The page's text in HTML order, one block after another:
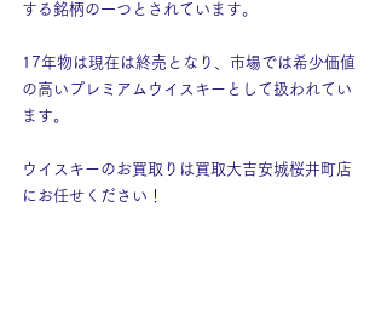
する銘柄の一つとされています。
17年物は現在は終売となり、市場では希少価値
の高いプレミアムウイスキーとして扱われてい
ます。
ウイスキーのお買取りは買取大吉安城桜井町店
にお任せください！